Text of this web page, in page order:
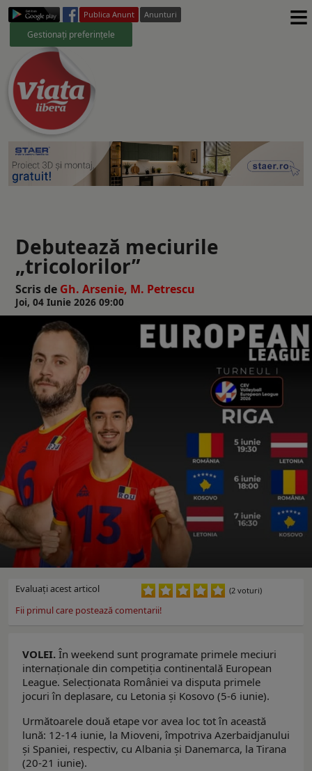
Publica Anunt Anunturi
Gestionați preferințele ≡
Debutează meciurile
„tricolorilor”
Scris de Gh. Arsenie, M. Petrescu
Joi, 04 Iunie 2026 09:00
Evaluaţi acest articol (2 voturi)
Fii primul care postează comentarii!
VOLEI. În weekend sunt programate primele meciuri
internaționale din competiția continentală European
League. Selecționata României va disputa primele
jocuri în deplasare, cu Letonia și Kosovo (5-6 iunie).
Următoarele două etape vor avea loc tot în această
lună: 12-14 iunie, la Mioveni, împotriva Azerbaidjanului
și Spaniei, respectiv, cu Albania și Danemarca, la Tirana
(20-21 iunie).